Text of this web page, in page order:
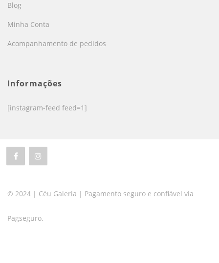
Blog
Minha Conta
Acompanhamento de pedidos
Informações
[instagram-feed feed=1]
© 2024 | Céu Galeria | Pagamento seguro e confiável via
Pagseguro.